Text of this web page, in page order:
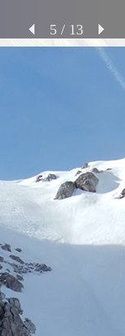
5 / 13